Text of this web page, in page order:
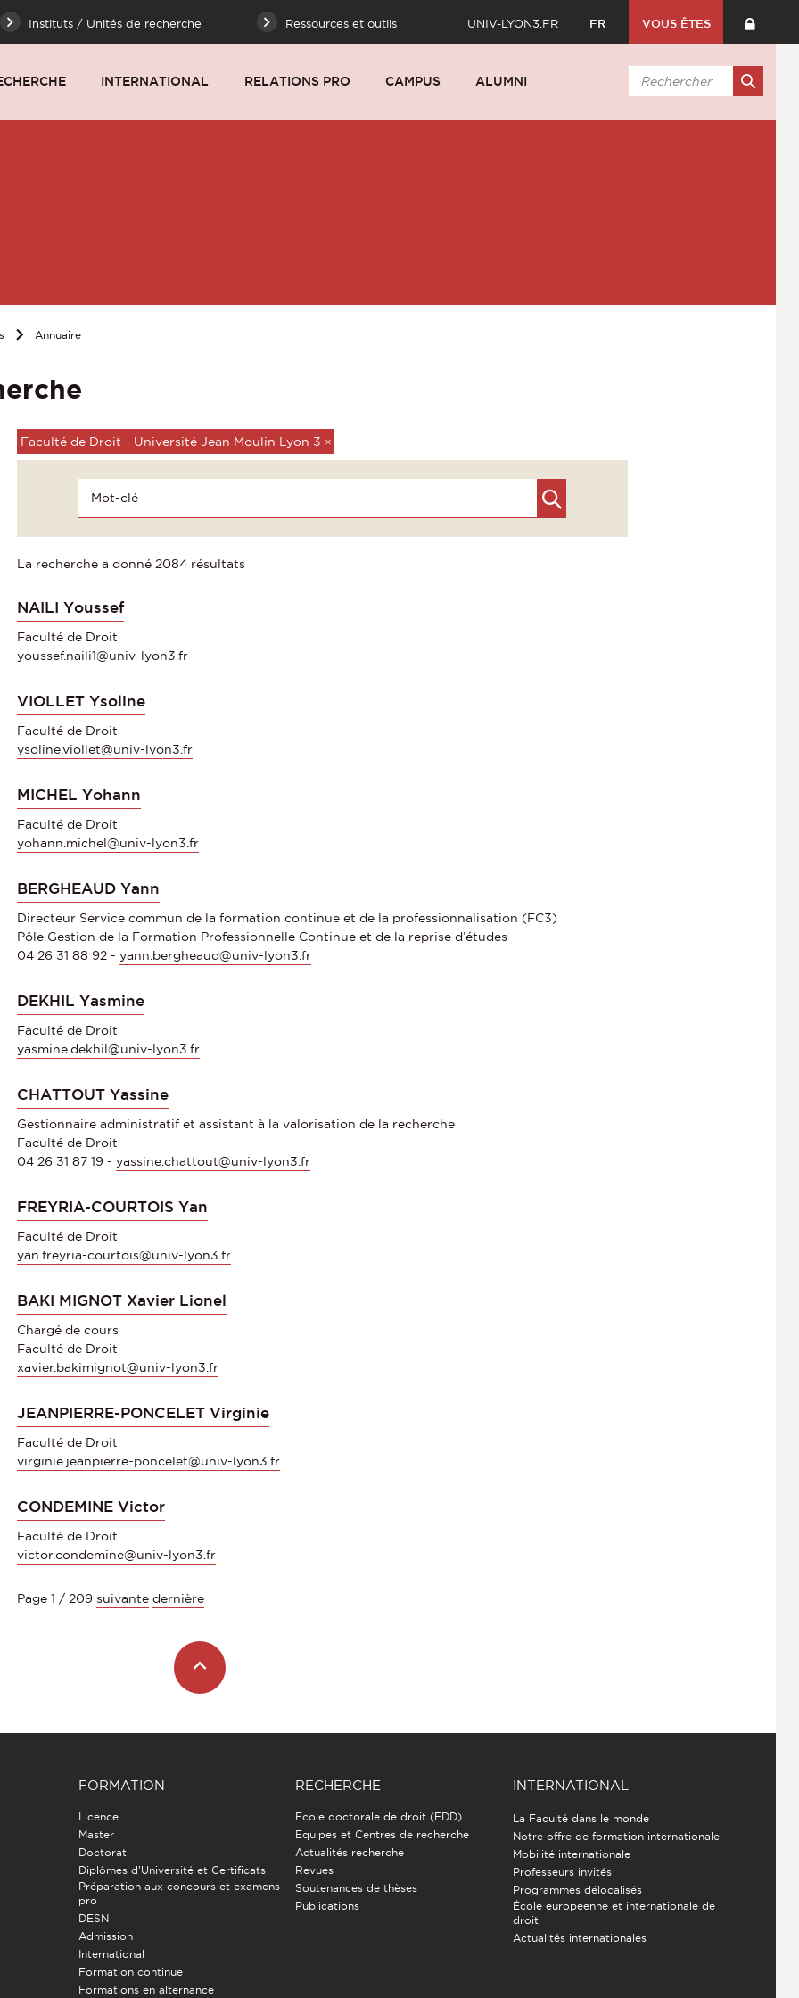
Instituts / Unités de recherche Ressources et outils UNIV-LYON3.FR FR VOUS ÊTES
INTERNATIONAL RELATIONS PRO CAMPUS ALUMNI
Annuaire
Faculté de Droit - Université Jean Moulin Lyon 3 ×
La recherche a donné 2084 résultats
NAILI Youssef
Faculté de Droit
youssef.naili1@univ-lyon3.fr
VIOLLET Ysoline
Faculté de Droit
ysoline.viollet@univ-lyon3.fr
MICHEL Yohann
Faculté de Droit
yohann.michel@univ-lyon3.fr
BERGHEAUD Yann
Directeur Service commun de la formation continue et de la professionnalisation (FC3)
Pôle Gestion de la Formation Professionnelle Continue et de la reprise d’études
04 26 31 88 92 - yann.bergheaud@univ-lyon3.fr
DEKHIL Yasmine
Faculté de Droit
yasmine.dekhil@univ-lyon3.fr
CHATTOUT Yassine
Gestionnaire administratif et assistant à la valorisation de la recherche
Faculté de Droit
04 26 31 87 19 - yassine.chattout@univ-lyon3.fr
FREYRIA-COURTOIS Yan
Faculté de Droit
yan.freyria-courtois@univ-lyon3.fr
BAKI MIGNOT Xavier Lionel
Chargé de cours
Faculté de Droit
xavier.bakimignot@univ-lyon3.fr
JEANPIERRE-PONCELET Virginie
Faculté de Droit
virginie.jeanpierre-poncelet@univ-lyon3.fr
CONDEMINE Victor
Faculté de Droit
victor.condemine@univ-lyon3.fr
Page 1 / 209 suivante dernière
FORMATION
Licence
Master
Doctorat
Diplômes d'Université et Certificats
Préparation aux concours et examens
pro
DESN
Admission
International
Formation continue
Formations en alternance
RECHERCHE
Ecole doctorale de droit (EDD)
Equipes et Centres de recherche
Actualités recherche
Revues
Soutenances de thèses
Publications
INTERNATIONAL
La Faculté dans le monde
Notre offre de formation internationale
Mobilité internationale
Professeurs invités
Programmes délocalisés
École européenne et internationale de
droit
Actualités internationales